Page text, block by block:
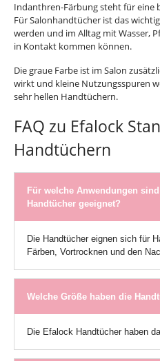
Indanthren-Färbung steht für eine
Für Salonhandtücher ist das
werden und im Alltag mit Wasser,
in Kontakt kommen können.
Die graue Farbe ist im Salon
wirkt und kleine Nutzungsspuren
sehr hellen Handtüchern.
FAQ zu Efalock
Handtüchern
Für welche Anwendungen
Handtücher geeignet?
Die Handtücher eignen sich für
Färben, Vortrocknen und den
Welche Größe haben die
Die Efalock Handtücher haben